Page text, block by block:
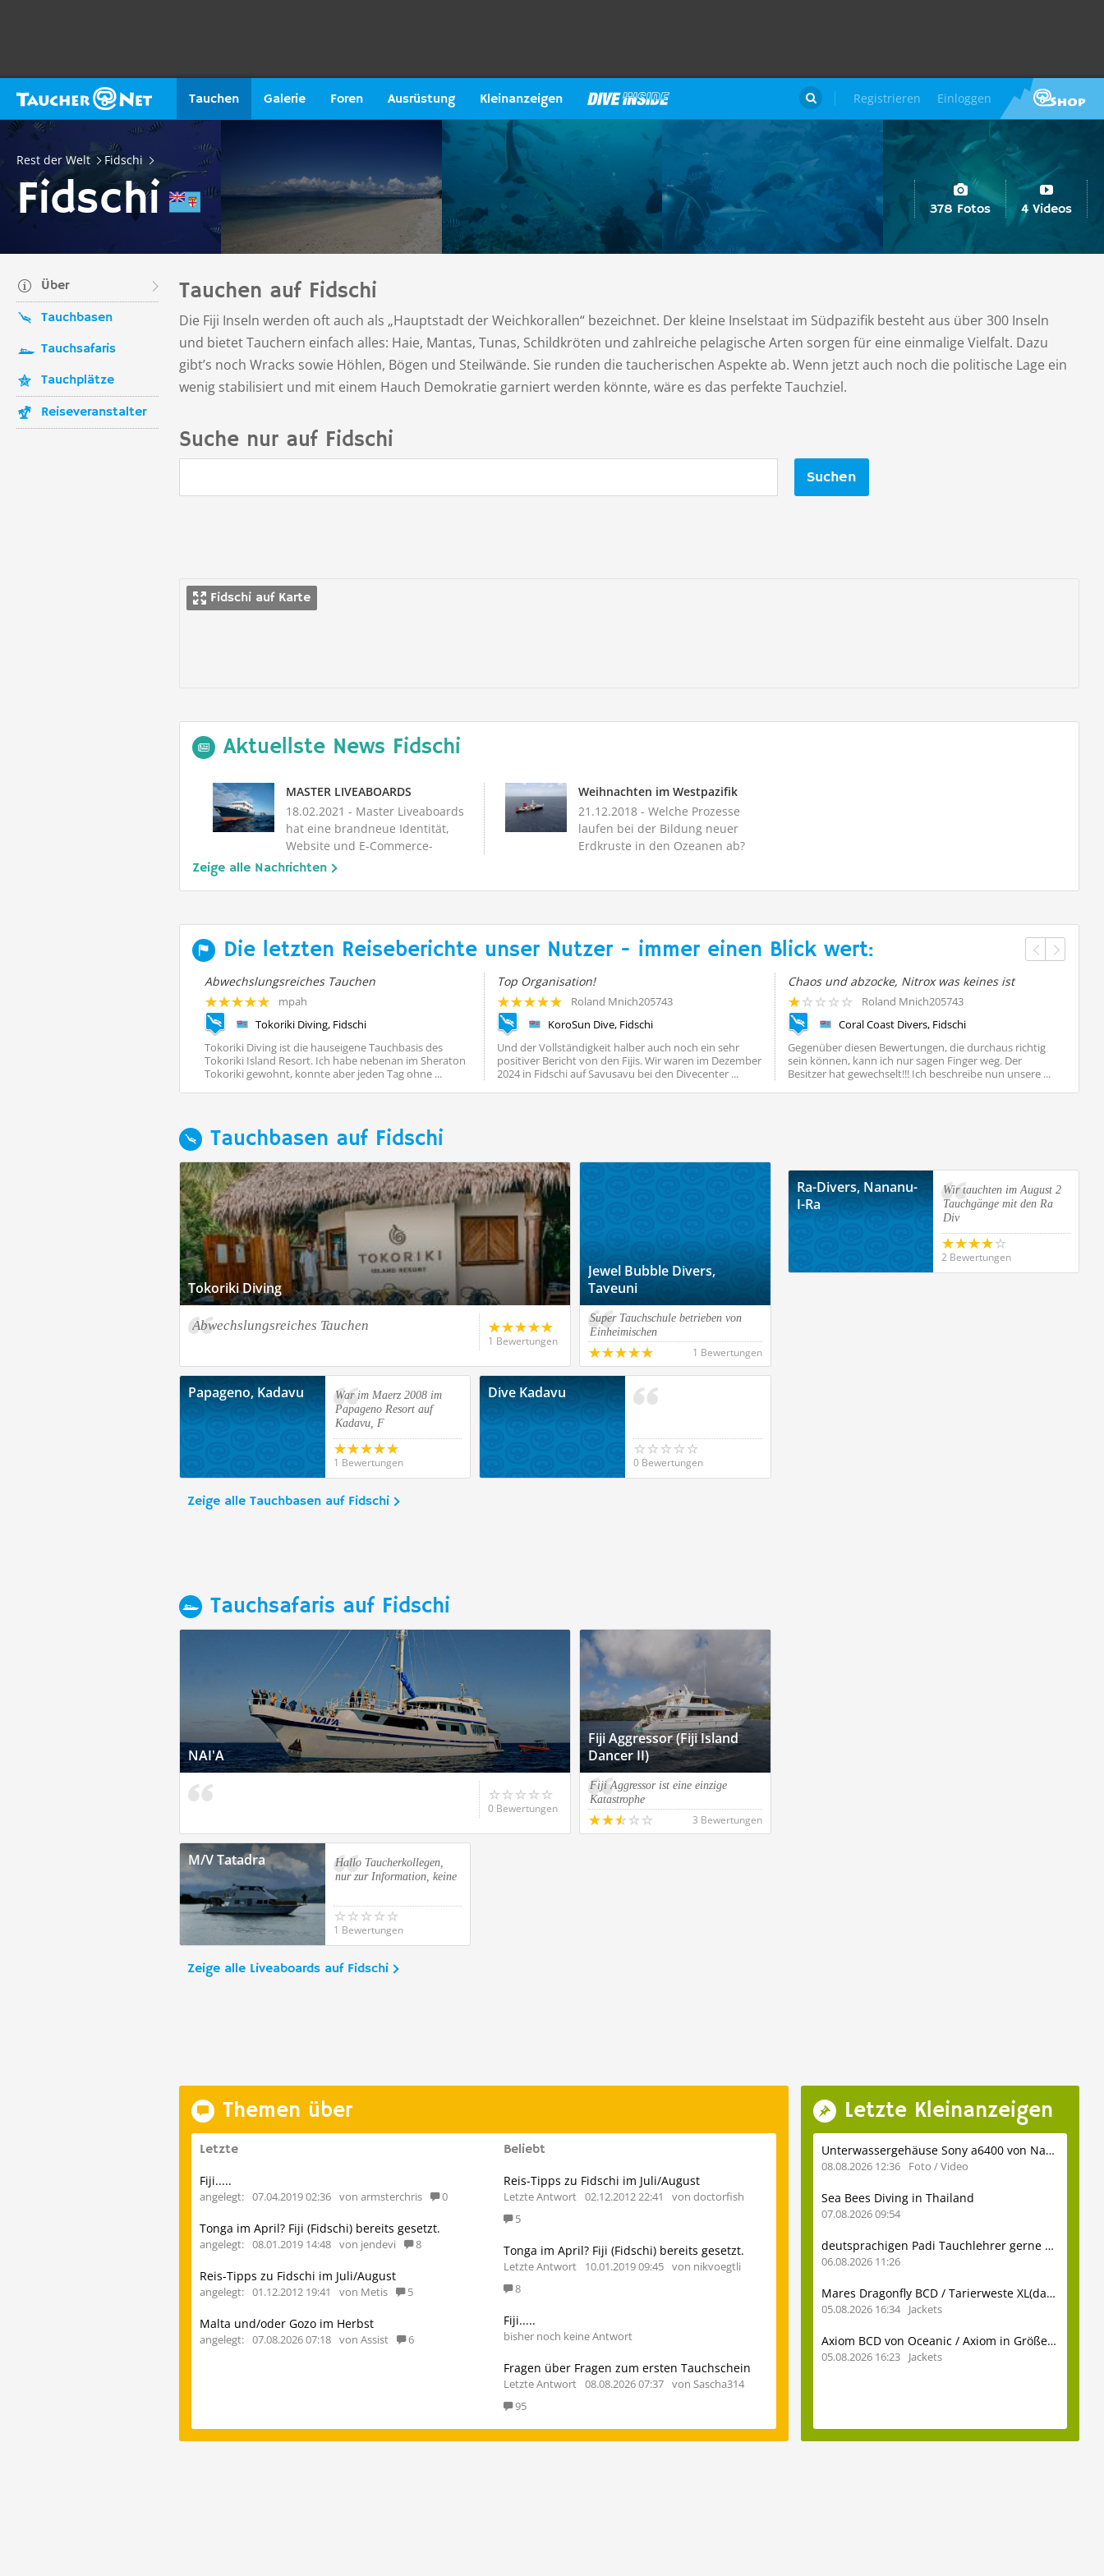
Tauchen Galerie Foren Ausrüstung Kleinanzeigen Registrieren Einloggen

378 Fotos 4 Videos
Rest der Welt Fidschi
Fidschi
Über
Tauchbasen
Tauchsafaris
Tauchplätze
Reiseveranstalter
Tauchen auf Fidschi
Die Fiji Inseln werden oft auch als „Hauptstadt der Weichkorallen“ bezeichnet. Der kleine Inselstaat im Südpazifik besteht aus über 300 Inseln
und bietet Tauchern einfach alles: Haie, Mantas, Tunas, Schildkröten und zahlreiche pelagische Arten sorgen für eine einmalige Vielfalt. Dazu
gibt’s noch Wracks sowie Höhlen, Bögen und Steilwände. Sie runden die taucherischen Aspekte ab. Wenn jetzt auch noch die politische Lage ein
wenig stabilisiert und mit einem Hauch Demokratie garniert werden könnte, wäre es das perfekte Tauchziel.
Suche nur auf Fidschi
Suchen
Fidschi auf Karte
Aktuellste News Fidschi
MASTER LIVEABOARDS
18.02.2021 - Master Liveaboards
hat eine brandneue Identität,
Website und E-Commerce-
Plattform angekünd...
Weihnachten im Westpazifik
21.12.2018- Welche Prozesse
laufen bei der Bildung neuer
Erdkruste in den Ozeanen ab?
Zeige alle Nachrichten
Die letzten Reiseberichte unser Nutzer - immer einen Blick wert:
Abwechslungsreiches Tauchen
mpah
Tokoriki Diving, Fidschi
Tokoriki Diving ist die hauseigene Tauchbasis des
Tokoriki Island Resort. Ich habe nebenan im Sheraton
Tokoriki gewohnt, konnte aber jeden Tag ohne ...
Top Organisation!
Roland Mnich205743
KoroSun Dive, Fidschi
Und der Vollständigkeit halber auch noch ein sehr
positiver Bericht von den Fijis. Wir waren im Dezember
2024 in Fidschi auf Savusavu bei den Divecenter ...
Chaos und abzocke, Nitrox was keines ist
Roland Mnich205743
Coral Coast Divers, Fidschi
Gegenüber diesen Bewertungen, die durchaus richtig
sein können, kann ich nur sagen Finger weg. Der
Besitzer hat gewechselt!!! Ich beschreibe nun unsere ...
Tauchbasen auf Fidschi
Ra-Divers, Nananu-
I-Ra
Wir tauchten im August 2
Tauchgänge mit den Ra
Div
2 Bewertungen
Tokoriki Diving
Abwechslungsreiches Tauchen
1 Bewertungen
Jewel Bubble Divers,
Taveuni
Super Tauchschule betrieben von
Einheimischen
1 Bewertungen
Papageno, Kadavu
War im Maerz 2008 im
Papageno Resort auf
Kadavu, F
1 Bewertungen
Dive Kadavu
0 Bewertungen
Zeige alle Tauchbasen auf Fidschi
Tauchsafaris auf Fidschi
NAI'A
0 Bewertungen
Fiji Aggressor (Fiji Island
Dancer II)
Fiji Aggressor ist eine einzige
Katastrophe
3 Bewertungen
M/V Tatadra
Hallo Taucherkollegen,
nur zur Information, keine
1 Bewertungen
Zeige alle Liveaboards auf Fidschi
Themen über
Letzte
Fiji.....
angelegt: 07.04.2019 02:36 von armsterchris 0
Tonga im April? Fiji (Fidschi) bereits gesetzt.
angelegt: 08.01.2019 14:48 von jendevi 8
Reis-Tipps zu Fidschi im Juli/August
angelegt: 01.12.2012 19:41 von Metis 5
Malta und/oder Gozo im Herbst
angelegt: 07.08.2026 07:18 von Assist 6
Beliebt
Reis-Tipps zu Fidschi im Juli/August
Letzte Antwort 02.12.2012 22:41
von doctorfish
5
Tonga im April? Fiji (Fidschi) bereits gesetzt.
Letzte Antwort 10.01.2019 09:45 von nikvoegtli
8
Fiji.....
bisher noch keine Antwort
Fragen über Fragen zum ersten Tauchschein
Letzte Antwort 08.08.2026 07:37 von Sascha314
95
Letzte Kleinanzeigen
Unterwassergehäuse Sony a6400 von Nauticam (NA-A6400) inkl. Glasdome usw.
08.08.2026 12:36 Foto / Video
Sea Bees Diving in Thailand
07.08.2026 09:54
deutsprachigen Padi Tauchlehrer gerne auch ohne viel Erfahrung
06.08.2026 11:26
Mares Dragonfly BCD / Tarierweste XL(dame) zu verkaufen
05.08.2026 16:34 Jackets
Axiom BCD von Oceanic / Axiom in Größe SM
05.08.2026 16:23 Jackets